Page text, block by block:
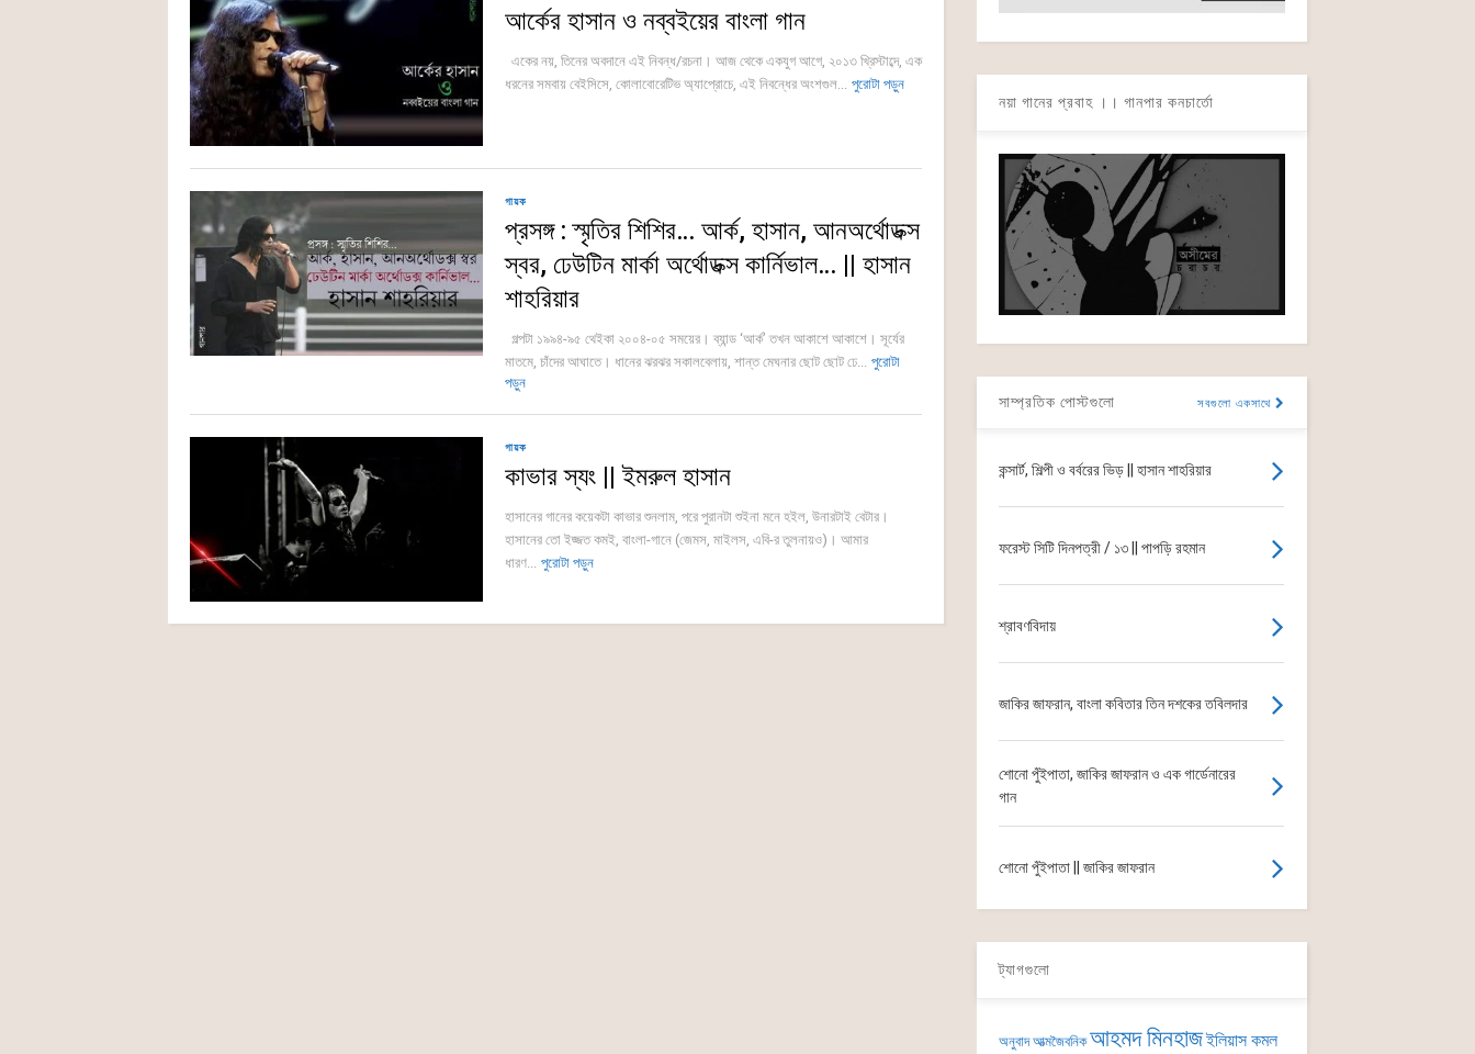
আর্কের হাসান ও নব্বইয়ের বাংলা গান
একের নয়, তিনের অবদানে এই নিবন্ধ/রচনা। আজ থেকে একযুগ আগে, ২০১৩ খ্রিস্টাব্দে, এক
ধরনের সমবায় বেইসিসে, কোলাবোরেটিভ অ্যাপ্রোচে, এই নিবন্ধের অংশগুল... পুরোটা পড়ুন
গায়ক
প্রসঙ্গ : স্মৃতির শিশির… আর্ক, হাসান, আনঅর্থোডক্স
স্বর, ঢেউটিন মার্কা অর্থোডক্স কার্নিভাল… || হাসান
শাহরিয়ার
গল্পটা ১৯৯৪-৯৫ থেইকা ২০০৪-০৫ সময়ের। ব্যান্ড ‘আর্ক’ তখন আকাশে আকাশে। সূর্যের
মাতমে, চাঁদের আঘাতে। ধানের ঝরঝর সকালবেলায়, শান্ত মেঘনার ছোট ছোট ঢে... পুরোটা
পড়ুন
গায়ক
কাভার স্যং || ইমরুল হাসান
হাসানের গানের কয়েকটা কাভার শুনলাম, পরে পুরানটা শুইনা মনে হইল, উনারটাই বেটার।
হাসানের তো ইজ্জত কমই, বাংলা-গানে (জেমস, মাইলস, এবি-র তুলনায়ও)। আমার
ধারণ... পুরোটা পড়ুন
নয়া গানের প্রবাহ ।। গানপার কনচার্তো
সাম্প্রতিক পোস্টগুলো সবগুলো একসাথে
কন্সার্ট, শিল্পী ও বর্বরের ভিড় || হাসান শাহরিয়ার
ফরেস্ট সিটি দিনপত্রী / ১৩ || পাপড়ি রহমান
শ্রাবণবিদায়
জাকির জাফরান, বাংলা কবিতার তিন দশকের তবিলদার
শোনো পুঁইপাতা, জাকির জাফরান ও এক গার্ডেনারের
গান
শোনো পুঁইপাতা || জাকির জাফরান
ট্যাগগুলো
অনুবাদ আত্মজৈবনিক আহমদ মিনহাজইলিয়াস কমল